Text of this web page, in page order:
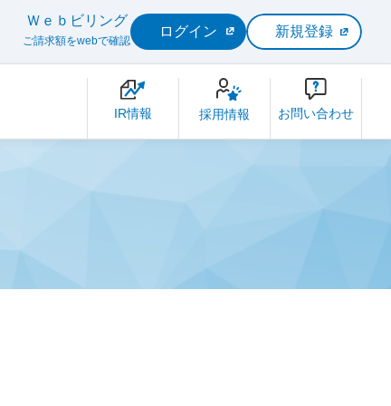
Ｗｅｂビリング
ご請求額をwebで確認
ログイン 新規登録
IR情報 採用情報 お問い合わせ